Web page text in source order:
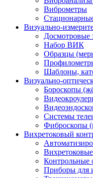
Виброметры
Визуально-
Досмотровые
Набор ВИК
Образцы
Шаблоны,
Визуально-
Бороскопы
Системы
Фиброскопы
Вихретоковый
Контрольные
Приборы для